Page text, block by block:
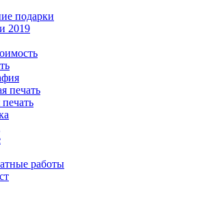
подарки
2019
печать
работы